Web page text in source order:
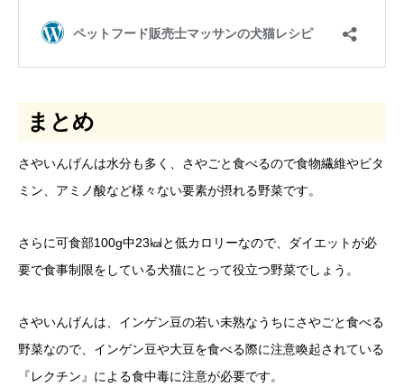
まとめ
さやいんげんは水分も多く、さやごと食べるので食物繊維やビタ
ミン、アミノ酸など様々ない要素が摂れる野菜です。
さらに可食部100g中23㎉と低カロリーなので、ダイエットが必
要で食事制限をしている犬猫にとって役立つ野菜でしょう。
さやいんげんは、インゲン豆の若い未熟なうちにさやごと食べる
野菜なので、インゲン豆や大豆を食べる際に注意喚起されている
『レクチン』による食中毒に注意が必要です。